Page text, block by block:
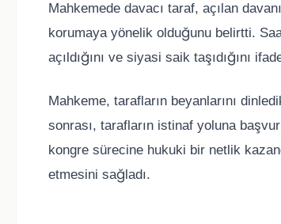
Mahkemede davacı taraf, açılan
korumaya yönelik olduğunu belirtti.
açıldığını ve siyasi saik taşıdığını
Mahkeme, tarafların beyanlarını
sonrası, tarafların istinaf yoluna
kongre sürecine hukuki bir netlik
etmesini sağladı.